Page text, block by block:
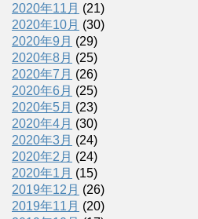
2020年11月 (21)
2020年10月 (30)
2020年9月 (29)
2020年8月 (25)
2020年7月 (26)
2020年6月 (25)
2020年5月 (23)
2020年4月 (30)
2020年3月 (24)
2020年2月 (24)
2020年1月 (15)
2019年12月 (26)
2019年11月 (20)